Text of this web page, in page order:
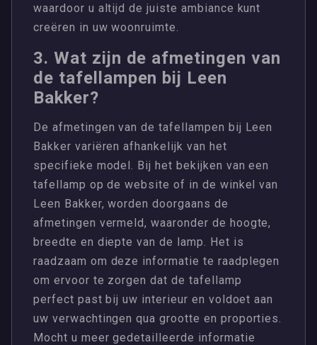
waardoor u altijd de juiste ambiance kunt
creëren in uw woonruimte.
3. Wat zijn de afmetingen van
de tafellampen bij Leen
Bakker?
De afmetingen van de tafellampen bij Leen
Bakker variëren afhankelijk van het
specifieke model. Bij het bekijken van een
tafellamp op de website of in de winkel van
Leen Bakker, worden doorgaans de
afmetingen vermeld, waaronder de hoogte,
breedte en diepte van de lamp. Het is
raadzaam om deze informatie te raadplegen
om ervoor te zorgen dat de tafellamp
perfect past bij uw interieur en voldoet aan
uw verwachtingen qua grootte en proporties.
Mocht u meer gedetailleerde informatie